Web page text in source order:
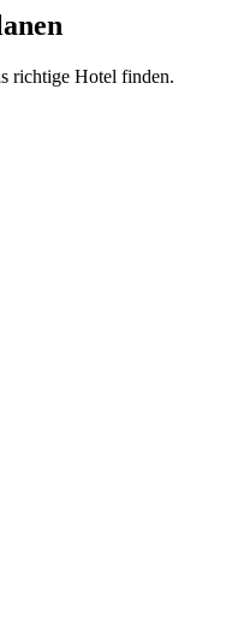
richtige Hotel finden.